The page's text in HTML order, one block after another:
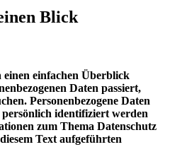
Blick
einen einfachen Überblick
Daten passiert,
Personenbezogene Daten
identifiziert werden
zum Thema Datenschutz
Text aufgeführten